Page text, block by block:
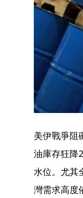
美伊戰爭阻
油庫存狂降
水位。尤其
灣需求高度